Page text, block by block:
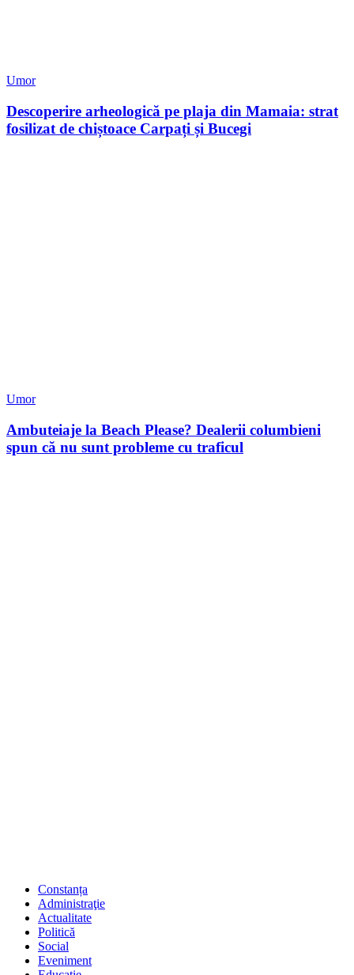
Umor
Descoperire arheologică pe plaja din Mamaia: strat
fosilizat de chiștoace Carpați și Bucegi
Umor
Ambuteiaje la Beach Please? Dealerii columbieni
spun că nu sunt probleme cu traficul
Constanța
Administraţie
Actualitate
Politică
Social
Eveniment